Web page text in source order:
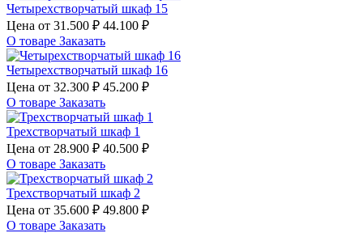
Четырехстворчатый шкаф 15
Цена от 31.500 ₽ 44.100 ₽
О товаре Заказать
Четырехстворчатый шкаф 16
Цена от 32.300 ₽ 45.200 ₽
О товаре Заказать
Трехстворчатый шкаф 1
Цена от 28.900 ₽ 40.500 ₽
О товаре Заказать
Трехстворчатый шкаф 2
Цена от 35.600 ₽ 49.800 ₽
О товаре Заказать